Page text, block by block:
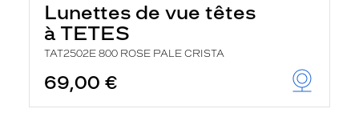
Lunettes de vue têtes
à TETES
TAT2502E 800 ROSE PALE CRISTA
69,00 €